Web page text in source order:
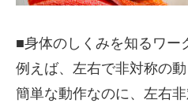
■身体のしくみを知るワー
例えば、左右で非対称の動
簡単な動作なのに、左右